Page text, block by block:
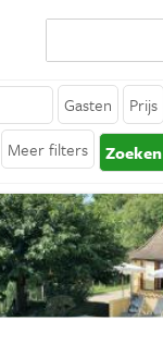
Gasten Prijs
Meer filters Zoeken